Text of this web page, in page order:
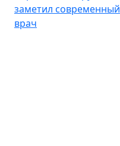
заметил современный
врач